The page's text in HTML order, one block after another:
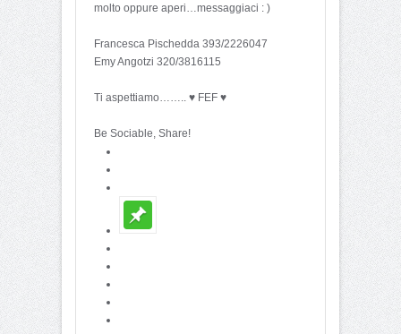
molto oppure aperi…messaggiaci : )
Francesca Pischedda 393/2226047
Emy Angotzi 320/3816115
Ti aspettiamo…….. ♥ FEF ♥
Be Sociable, Share!